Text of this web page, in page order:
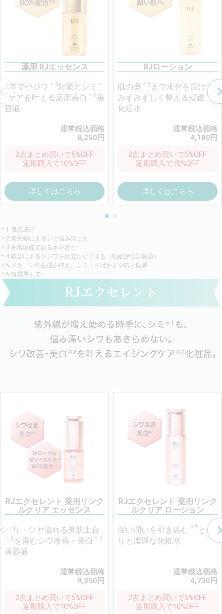
薬用 RJエッセンス
1本で小ジワ ＊4対策とシミ
＊
2ケアを叶える薬用美白 ＊5美
容液
通常税込価格
8,250 円
2点まとめ買いで5%OFF
定期購入で10%OFF
詳しくはこちら
RJローション
肌の奥 ＊6 まで水分を届けて
みずみずしく整える浸透 ＊6
化粧水
通常税込価格
4,180 円
2点まとめ買いで5%OFF
定期購入で10%OFF
詳しくはこちら
＊1 保湿成分
＊2 紫外線によるシミ悩みのこと
＊3 抽出溶媒である水を含む
＊4 乾燥による小ジワを目立たなくする（効能評価試験済）
＊5 メラニンの生成を抑え、シミ・そばかすを防ぐ効果
＊6 角質層まで
RJエクセレント 薬用リンク
ルクリア エッセンス
ハリ・ツヤ溢れる美肌土台
＊6 を育むシワ改善・美白 ＊2
美容液
通常税込価格
9,350 円
2点まとめ買いで5%OFF
定期購入で10%OFF
RJエクセレント 薬用リンク
ルクリア ローション
深い潤いを引き込む ＊7 とろ
りと濃厚な化粧水
通常税込価格
4,730 円
2点まとめ買いで5%OFF
定期購入で10%OFF